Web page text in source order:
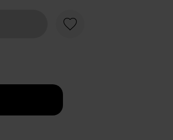
Favorit